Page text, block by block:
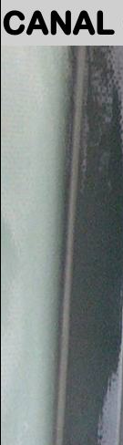
CANAL